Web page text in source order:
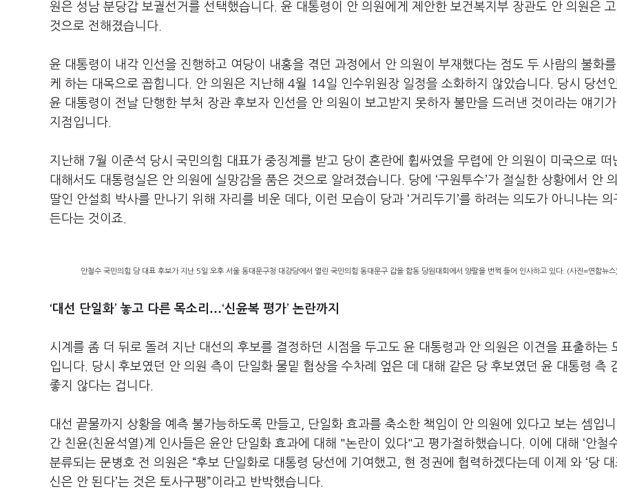
원은 성남 분당갑 보궐선거를 선택했습니다. 윤 대통령이 안 의원에게 제안한 보건복지부 장관도 안 의원은
것으로 전해졌습니다.
윤 대통령이 내각 인선을 진행하고 여당이 내홍을 겪던 과정에서 안 의원이 부재했다는 점도 두 사람의 불화
케 하는 대목으로 꼽힙니다. 안 의원은 지난해 4월 14일 인수위원장 일정을 소화하지 않았습니다. 당시 당선
윤 대통령이 전날 단행한 부처 장관 후보자 인선을 안 의원이 보고받지 못하자 불만을 드러낸 것이라는 얘기
지점입니다.
지난해 7월 이준석 당시 국민의힘 대표가 중징계를 받고 당이 혼란에 휩싸였을 무렵에 안 의원이 미국으로 떠
대해서도 대통령실은 안 의원에 실망감을 품은 것으로 알려졌습니다. 당에 ‘구원투수’가 절실한 상황에서 안
딸인 안설희 박사를 만나기 위해 자리를 비운 데다, 이런 모습이 당과 ‘거리두기’를 하려는 의도가 아니냐는 의
든다는 것이죠.
안철수 국민의힘 당 대표 후보가 지난 5일 오후 서울 동대문구청 대강당에서 열린 국민의힘 동대문구 갑을 합동 당원대회에서 양팔을 번쩍 들어 인사하고 있다. (사진=연합뉴스
‘대선 단일화’ 놓고 다른 목소리 …‘신윤복 평가’ 논란까지
시계를 좀 더 뒤로 돌려 지난 대선의 후보를 결정하던 시점을 두고도 윤 대통령과 안 의원은 이견을 표출하는
입니다. 당시 후보였던 안 의원 측이 단일화 물밑 협상을 수차례 엎은 데 대해 같은 당 후보였던 윤 대통령 측
좋지 않다는 겁니다.
대선 끝물까지 상황을 예측 불가능하도록 만들고, 단일화 효과를 축소한 책임이 안 의원에 있다고 보는 셈입
간 친윤(친윤석열)계 인사들은 윤안 단일화 효과에 대해 "논란이 있다"고 평가절하했습니다. 이에 대해 ‘안철
분류되는 문병호 전 의원은 “후보 단일화로 대통령 당선에 기여했고, 현 정권에 협력하겠다는데 이제 와 ‘당
신은 안 된다’는 것은 토사구팽”이라고 반박했습니다.